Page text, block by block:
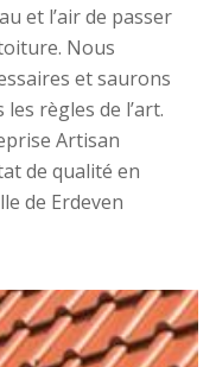
et l’air de passer
Nous
et saurons
règles de l’art.
Artisan
de qualité en
de Erdeven